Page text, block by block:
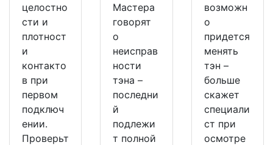
целостно
сти и
плотност
и
контакто
в при
первом
подключ
ении.
Проверьт
Мастера
говорят
о
неисправ
ности
тэна –
последни
й
подлежи
т полной
возможн
о
придется
менять
тэн –
больше
скажет
специали
ст при
осмотре